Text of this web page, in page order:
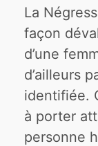
La
façon
d’une
d’ailleurs
identifiée.
à porter
personne